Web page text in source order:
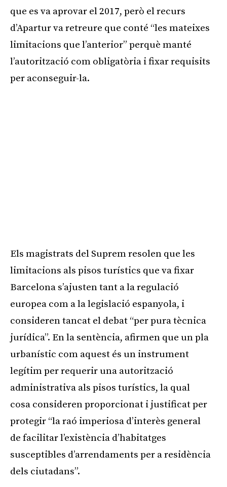
que es va aprovar el 2017, però el recurs
d’Apartur va retreure que conté “les mateixes
limitacions que l’anterior” perquè manté
l’autorització com obligatòria i fixar requisits
per aconseguir-la.
Els magistrats del Suprem resolen que les
limitacions als pisos turístics que va fixar
Barcelona s’ajusten tant a la regulació
europea com a la legislació espanyola, i
consideren tancat el debat “per pura tècnica
jurídica”. En la sentència, afirmen que un pla
urbanístic com aquest és un instrument
legítim per requerir una autorització
administrativa als pisos turístics, la qual
cosa consideren proporcionat i justificat per
protegir “la raó imperiosa d’interès general
de facilitar l’existència d’habitatges
susceptibles d’arrendaments per a residència
dels ciutadans”.